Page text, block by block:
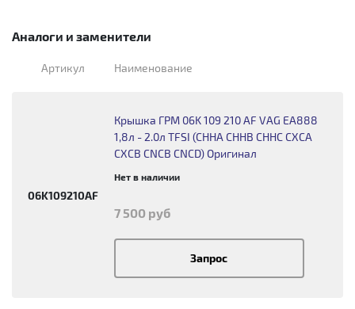
Аналоги и заменители
Артикул Наименование
06K109210AF
Крышка ГРМ 06K 109 210 AF VAG EA888
1,8л - 2.0л TFSI (CHHA CHHB CHHC CXCA
CXCB CNCB CNCD) Оригинал
Нет в наличии
7 500 руб
Запрос